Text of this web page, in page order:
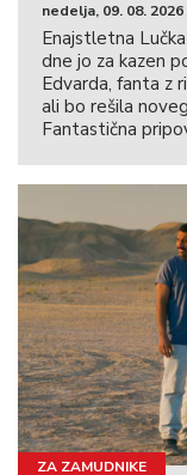
nedelja, 09. 08.
Enajstletna
dne jo za kazen
Edvarda, fanta z
ali bo rešila
Fantastična
ZA ZAMUDNIKE